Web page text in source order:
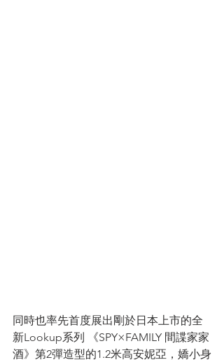
同時也率先首度展出剛於日本上市的全
新Lookup系列 《SPY×FAMILY 間諜家家
酒》第2彈造型的1.2米高安妮亞，嬌小身